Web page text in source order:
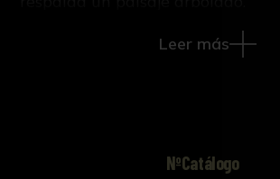
estado de conservación, se
especialmente en las figuras
Leer más
NºCatálogo